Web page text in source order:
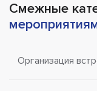
Смежные
Организация